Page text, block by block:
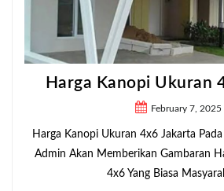
Harga Kanopi Ukuran
February 7, 2025
Harga Kanopi Ukuran 4x6 Jakarta
Admin Akan Memberikan Gambaran
4x6 Yang Biasa